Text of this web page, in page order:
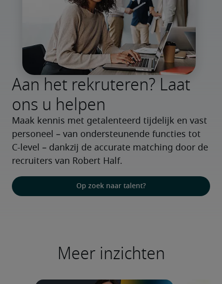
Aan het rekruteren? Laat
ons u helpen
Maak kennis met getalenteerd tijdelijk en vast
personeel – van ondersteunende functies tot
C-level – dankzij de accurate matching door de
recruiters van Robert Half.
Op zoek naar talent?
Meer inzichten